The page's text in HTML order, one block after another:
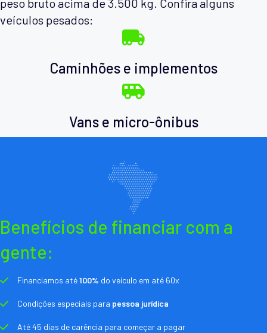
veículos pesados:
Caminhões e implementos
Vans e micro-ônibus
Benefícios de financiar com a
gente:
Financiamos até100% do veículo em até 60x
Condições especiais para pessoa jurídica
Até 45 dias de carência para começar a pagar